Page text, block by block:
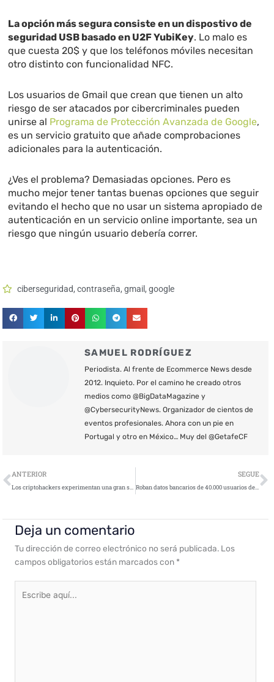
La opción más segura consiste en un dispostivo de
seguridad USB basado en U2F YubiKey. Lo malo es
que cuesta 20$ y que los teléfonos móviles necesitan
otro distinto con funcionalidad NFC.
Los usuarios de Gmail que crean que tienen un alto
riesgo de ser atacados por cibercriminales pueden
unirse al Programa de Protección Avanzada de Google,
es un servicio gratuito que añade comprobaciones
adicionales para la autenticación.
¿Ves el problema? Demasiadas opciones. Pero es
mucho mejor tener tantas buenas opciones que seguir
evitando el hecho que no usar un sistema apropiado de
autenticación en un servicio online importante, sea un
riesgo que ningún usuario debería correr.
ciberseguridad,contraseña,gmail ,google
SAMUEL RODRÍGUEZ
Periodista. Al frente de Ecommerce News desde
2012. Inquieto. Por el camino he creado otros
medios como @BigDataMagazine y
@CybersecurityNews. Organizador de cientos de
eventos profesionales. Ahora con un pie en
Portugal y otro en México… Muy del @GetafeCF
Ant
ANTERIOR
Los criptohackers experimentan una gran subida en la segunda mitad de 2017
SEGUE
Roban datos bancarios de 40.000 usuarios de OnePlus
Deja un comentario
Tu dirección de correo electrónico no será publicada. Los
campos obligatorios están marcados con *
aquí...